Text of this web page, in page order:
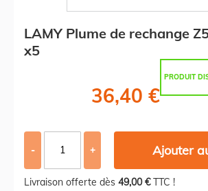
LAMY Plume de rechange
x5
PRODUIT
36,40 €
- + Ajouter
Livraison offerte dès 49,00 €TTC !